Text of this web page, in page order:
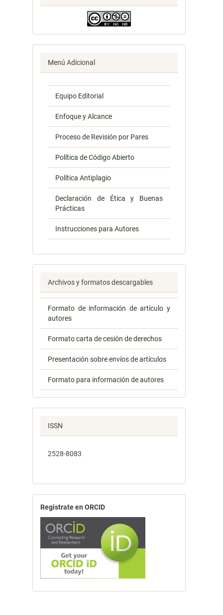
Menú Adicional
Equipo Editorial
Enfoque y Alcance
Proceso de Revisión por Pares
Política de Código Abierto
Política Antiplagio
Declaración de Ética y Buenas
Prácticas
Instrucciones para Autores
Archivos y formatos descargables
Formato de información de artículo y
autores
Formato carta de cesión de derechos
Presentación sobre envíos de artículos
Formato para información de autores
ISSN
2528-8083
Registrate en ORCID